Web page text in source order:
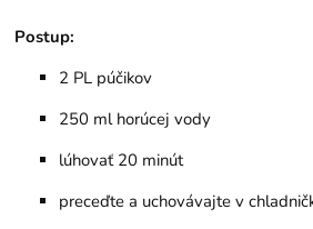
Postup:
2 PL púčikov
250 ml horúcej vody
lúhovať 20 minút
preceďte a uchovávajte v